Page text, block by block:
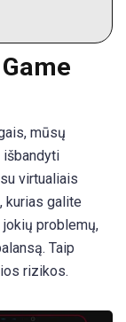
mūsų
išbandyti
virtualiais
kurias galite
problemų,
Taip
rizikos.